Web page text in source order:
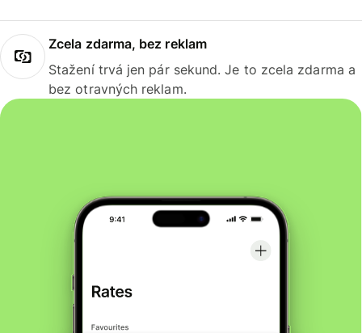
Zcela zdarma, bez reklam
Stažení trvá jen pár sekund. Je to zcela zdarma a
bez otravných reklam.